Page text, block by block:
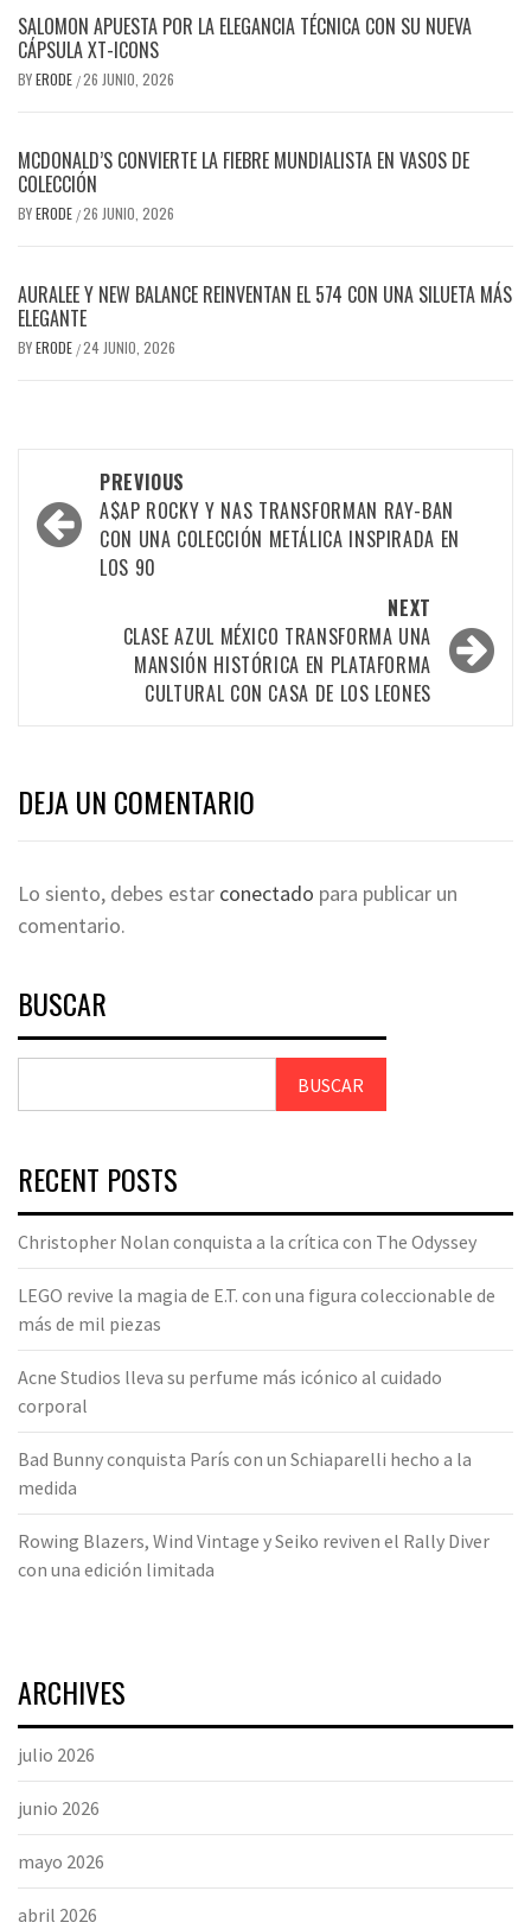
SALOMON APUESTA POR LA ELEGANCIA TÉCNICA CON SU NUEVA
CÁPSULA XT-ICONS
BYERODE /26 JUNIO, 2026
MCDONALD’S CONVIERTE LA FIEBRE MUNDIALISTA EN VASOS DE
COLECCIÓN
BYERODE /26 JUNIO, 2026
AURALEE Y NEW BALANCE REINVENTAN EL 574 CON UNA SILUETA MÁS
ELEGANTE
BYERODE /24 JUNIO, 2026
PREVIOUS
A$AP ROCKY Y NAS TRANSFORMAN RAY-BAN
CON UNA COLECCIÓN METÁLICA INSPIRADA EN
LOS 90
NEXT
CLASE AZUL MÉXICO TRANSFORMA UNA
MANSIÓN HISTÓRICA EN PLATAFORMA
CULTURAL CON CASA DE LOS LEONES
DEJA UN COMENTARIO
Lo siento, debes estar conectado para publicar un
comentario.
BUSCAR
BUSCAR
RECENT POSTS
Christopher Nolan conquista a la crítica con The Odyssey
LEGO revive la magia de E.T. con una figura coleccionable de
más de mil piezas
Acne Studios lleva su perfume más icónico al cuidado
corporal
Bad Bunny conquista París con un Schiaparelli hecho a la
medida
Rowing Blazers, Wind Vintage y Seiko reviven el Rally Diver
con una edición limitada
ARCHIVES
julio 2026
junio 2026
mayo 2026
abril 2026